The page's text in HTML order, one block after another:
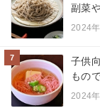
副菜
2024
7
子供
もの
2024